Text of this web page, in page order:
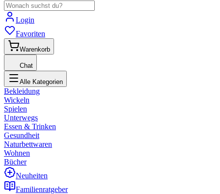
Login
Favoriten
Warenkorb
Chat
Alle Kategorien
Bekleidung
Wickeln
Spielen
Unterwegs
Essen & Trinken
Gesundheit
Naturbettwaren
Wohnen
Bücher
Neuheiten
Familienratgeber